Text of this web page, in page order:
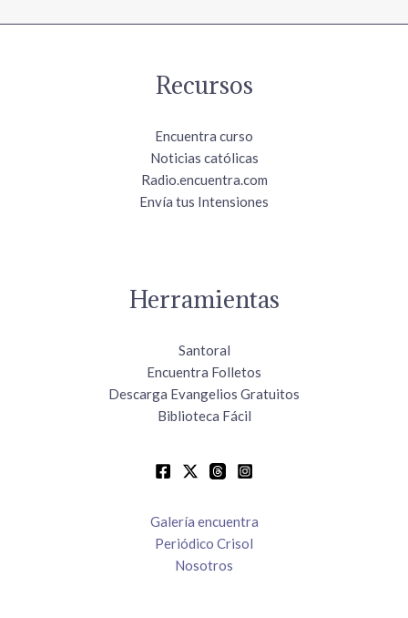
Recursos
Encuentra curso
Noticias católicas
Radio.encuentra.com
Envía tus Intensiones
Herramientas
Santoral
Encuentra Folletos
Descarga Evangelios Gratuitos
Biblioteca Fácil
Galería encuentra
Periódico Crisol
Nosotros